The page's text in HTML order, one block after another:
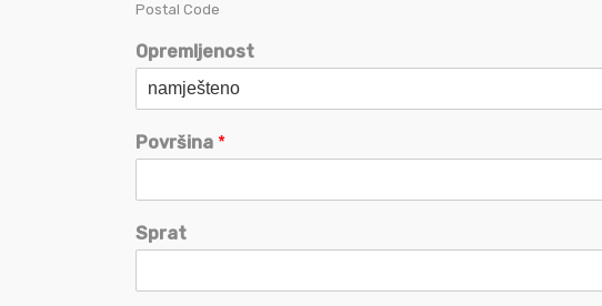
Postal Code
Opremljenost
Površina *
Sprat